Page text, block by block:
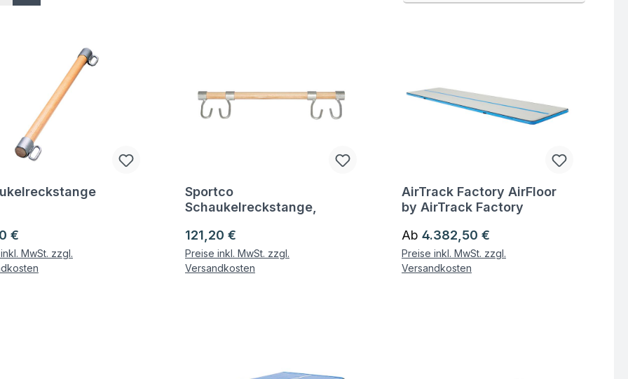
zum Artikel
Preis:
€
MwSt. zzgl.
Fragen zum Artikel
Sportco
Schaukelreckstange,
Regulärer Preis:
121,20 €
Preise inkl. MwSt. zzgl.
Versandkosten
Fragen zum Artikel
AirTrack Factory AirFloor
by AirTrack Factory
Regulärer Preis:
Ab 4.382,50 €
Preise inkl. MwSt. zzgl.
Versandkosten